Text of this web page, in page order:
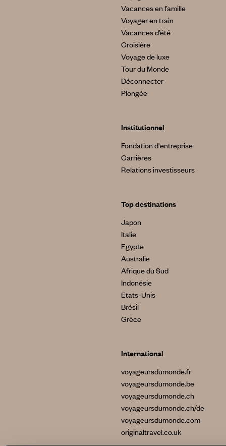
Vacances en famille
Voyager en train
Vacances d’été
Croisière
Voyage de luxe
Tour du Monde
Déconnecter
Plongée
Institutionnel
Fondation d'entreprise
Carrières
Relations investisseurs
Top destinations
Japon
Italie
Egypte
Australie
Afrique du Sud
Indonésie
Etats-Unis
Brésil
Grèce
International
voyageursdumonde.fr
voyageursdumonde.be
voyageursdumonde.ch
voyageursdumonde.ch/de
voyageursdumonde.com
originaltravel.co.uk